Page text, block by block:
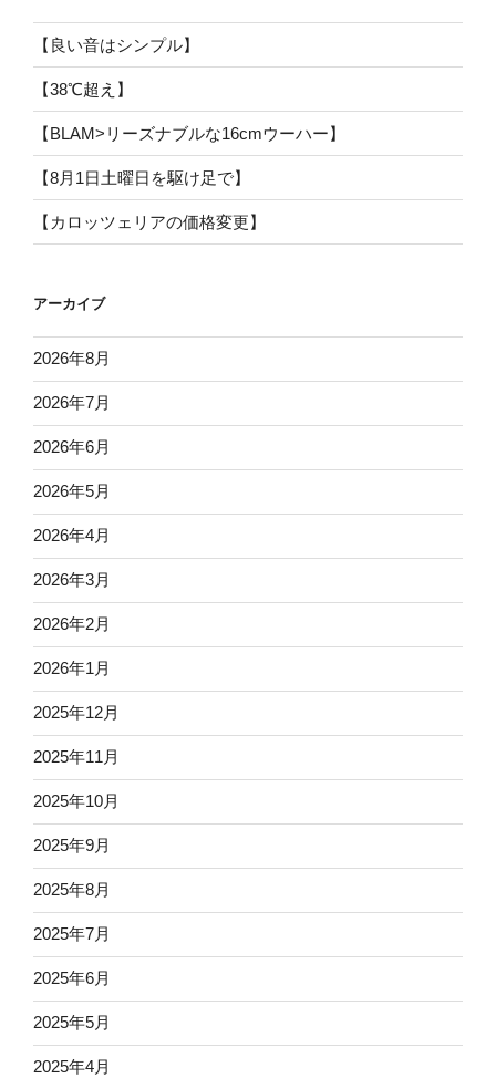
【良い音はシンプル】
【38℃超え】
【BLAM>リーズナブルな16cmウーハー】
【8月1日土曜日を駆け足で】
【カロッツェリアの価格変更】
アーカイブ
2026年8月
2026年7月
2026年6月
2026年5月
2026年4月
2026年3月
2026年2月
2026年1月
2025年12月
2025年11月
2025年10月
2025年9月
2025年8月
2025年7月
2025年6月
2025年5月
2025年4月